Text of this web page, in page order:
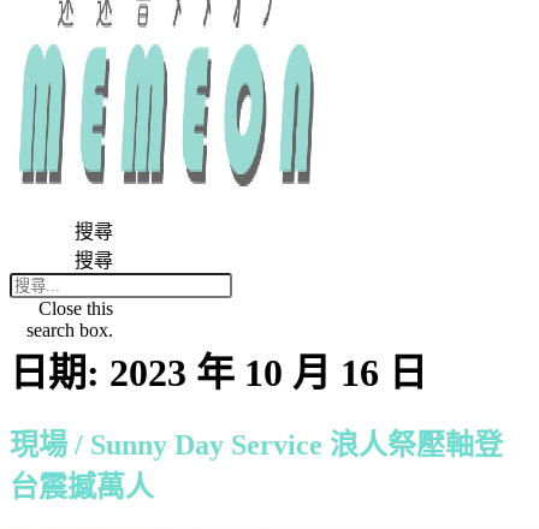
搜尋
搜尋
Close this
search box.
日期: 2023 年 10 月 16 日
現場 / Sunny Day Service 浪人祭壓軸登
台震撼萬人